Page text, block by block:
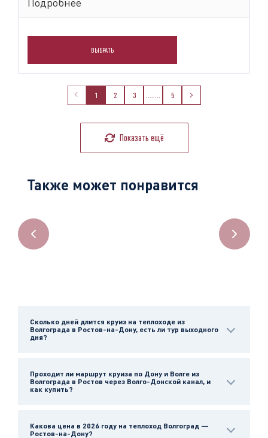
ВЫБРАТЬ
1 2 3 5
Показать ещё
Также может понравится
Сколько дней длится круиз на теплоходе из
Волгограда в Ростов-на-Дону, есть ли тур выходного
дня?
Проходит ли маршрут круиза по Дону и Волге из
Волгограда в Ростов через Волго-Донской канал, и
как купить?
Какова цена в 2026 году на теплоход Волгоград —
Ростов-на-Дону?